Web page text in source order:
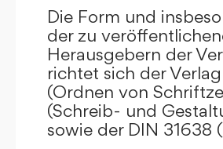
Die Form und
der zu
Herausgebern der
richtet sich der
(Ordnen von
(Schreib- und
sowie der DIN 31638